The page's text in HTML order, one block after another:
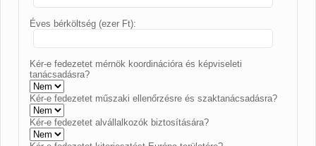
Éves bérköltség (ezer Ft):
Kér-e fedezetet mérnök koordinációra és képviseleti
tanácsadásra?
Kér-e fedezetet műszaki ellenőrzésre és szaktanácsadásra?
Kér-e fedezetet alvállalkozók biztosítására?